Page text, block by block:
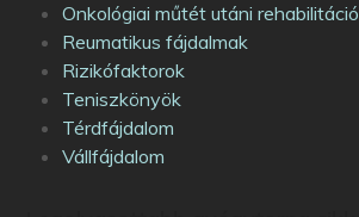
Onkológiai műtét utáni rehabilitáció
Reumatikus fájdalmak
Rizikófaktorok
Teniszkönyök
Térdfájdalom
Vállfájdalom